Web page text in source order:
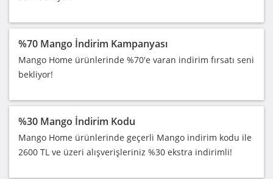
%70 Mango İndirim Kampanyası
Mango Home ürünlerinde %70'e varan indirim fırsatı seni
bekliyor!
%30 Mango İndirim Kodu
Mango Home ürünlerinde geçerli Mango indirim kodu ile
2600 TL ve üzeri alışverişleriniz %30 ekstra indirimli!